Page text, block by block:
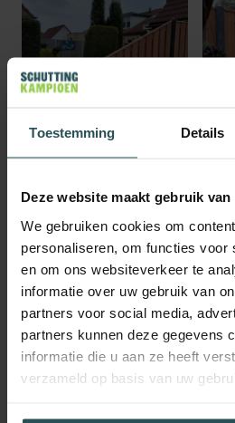
Toestemming Details
Deze website maakt gebruik van
We gebruiken cookies om
personaliseren, om functies voor
en om ons websiteverkeer te
informatie over uw gebruik van
partners voor social media,
partners kunnen deze gegevens
informatie die u aan ze heeft
verzameld op basis van uw